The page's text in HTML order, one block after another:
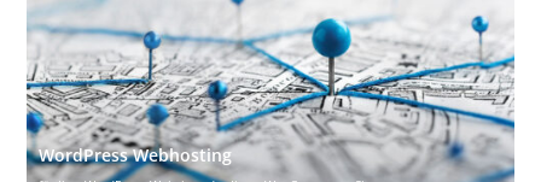
WordPress Webhosting